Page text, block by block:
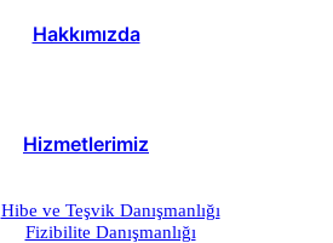
Hakkımızda
Hizmetlerimiz
Hibe ve Teşvik Danışmanlığı
Fizibilite Danışmanlığı